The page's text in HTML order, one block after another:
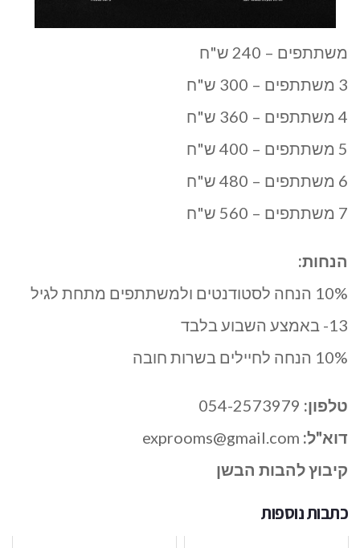
משתתפים – 240 ש"ח
3 משתתפים – 300 ש"ח
4 משתתפים – 360 ש"ח
5 משתתפים – 400 ש"ח
6 משתתפים – 480 ש"ח
7 משתתפים – 560 ש"ח
הנחות:
10% הנחה לסטודנטים ולמשתתפים מתחת לגיל
13- באמצע השבוע בלבד
10% הנחה לחיילים בשרות חובה
טלפון:
דוא"ל: exprooms@gmail.com
קיבוץ להבות הבשן
כתבות נוספות